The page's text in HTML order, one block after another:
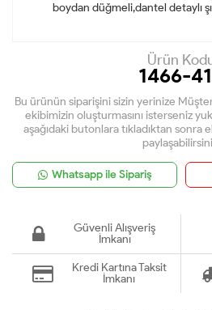
boydan düğmeli,dantel detaylı
Ürün
1466-
Bu ürünün siparişini sizin yerinize
ekibimizin oluşturmasını isterseniz
aşağıdaki butonlara tıkladıktan
Whatsapp ile Sipariş
Güvenli Alışveriş
İmkanı
Kredi Kartına Taksit
İmkanı